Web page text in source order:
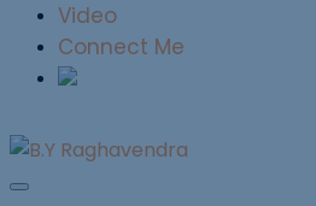
Video
Connect Me